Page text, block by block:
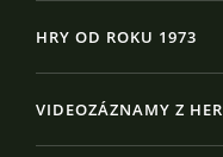
HRY OD ROKU 1973
VIDEOZÁZNAMY Z HER